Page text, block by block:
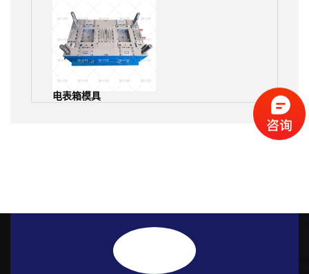
电表箱模具